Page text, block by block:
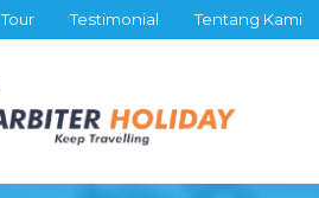
Tour Testimonial Tentang Kami